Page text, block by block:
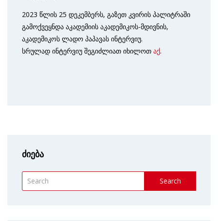
2023 წლის 25 დეკემბერს, გაზეთ კვირის პალიტრაში
გამოქვეყნდა აკადემიის აკადემიკოს-მდივნის,
აკადემიკოს ლადო პაპავას ინტერვიუ.
სრულად ინტერვიუ შეგიძლიათ იხილოთ აქ.
ძიება
Search